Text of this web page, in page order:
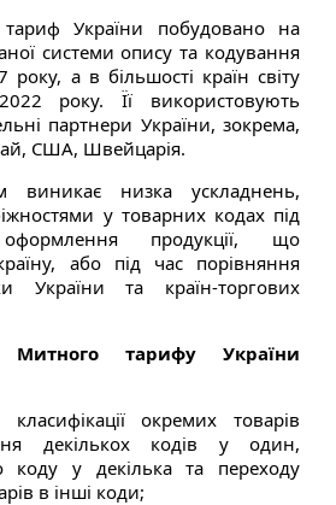
України побудовано на
системи опису та кодування
року, а в більшості країн світу
року. Її використовують
партнери України, зокрема,
США, Швейцарія.
низка ускладнень,
у товарних кодах під
продукції, що
або під час порівняння
України та країн-торгових
Митного тарифу України
окремих товарів
декількох кодів у один,
коду у декілька та переходу
в інші коди;